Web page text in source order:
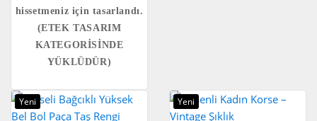
hissetmeniz için tasarlandı.
(ETEK TASARIM
KATEGORİSİNDE
YÜKLÜDÜR)
Yeni Yeni